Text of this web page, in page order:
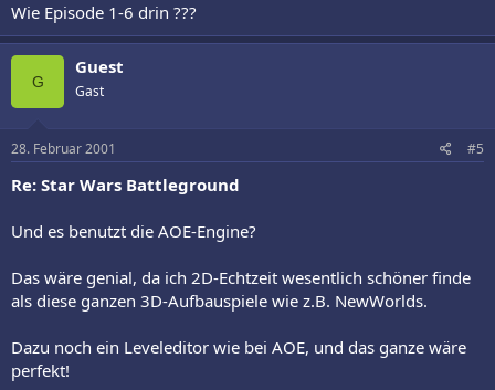
Wie Episode 1-6 drin ???
G
Guest
Gast
28. Februar 2001 #5
Re: Star Wars Battleground
Und es benutzt die AOE-Engine?
Das wäre genial, da ich 2D-Echtzeit wesentlich schöner finde
als diese ganzen 3D-Aufbauspiele wie z.B. NewWorlds.
Dazu noch ein Leveleditor wie bei AOE, und das ganze wäre
perfekt!